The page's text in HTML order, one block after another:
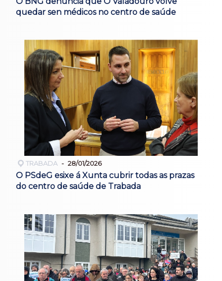
quedar sen médicos no centro de saúde
TRABADA 28/01/2026
O PSdeG esixe á Xunta cubrir todas as prazas
do centro de saúde de Trabada